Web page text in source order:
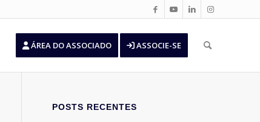
ÁREA DO ASSOCIADO ASSOCIE-SE
POSTS RECENTES